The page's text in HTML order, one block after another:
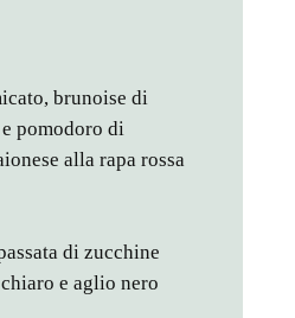
brunoise di
pomodoro di
alla rapa rossa
di zucchine
e aglio nero